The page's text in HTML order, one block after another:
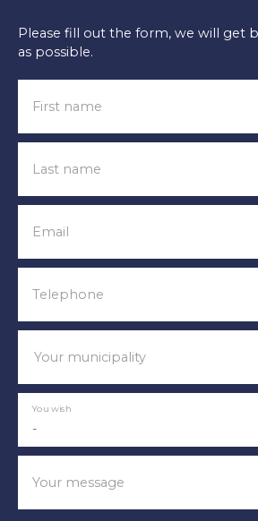
Please fill out the form, we will get
as possible.
First name
Last name
Email
Telephone
Your municipality
-
You wish
Your message